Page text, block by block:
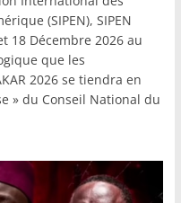
(SIPEN), SIPEN
18 Décembre 2026 au
que les
2026 se tiendra en
» du Conseil National du